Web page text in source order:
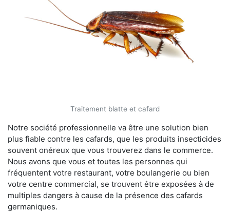
Traitement blatte et cafard
Notre société professionnelle va être une solution bien
plus fiable contre les cafards, que les produits insecticides
souvent onéreux que vous trouverez dans le commerce.
Nous avons que vous et toutes les personnes qui
fréquentent votre restaurant, votre boulangerie ou bien
votre centre commercial, se trouvent être exposées à de
multiples dangers à cause de la présence des cafards
germaniques.